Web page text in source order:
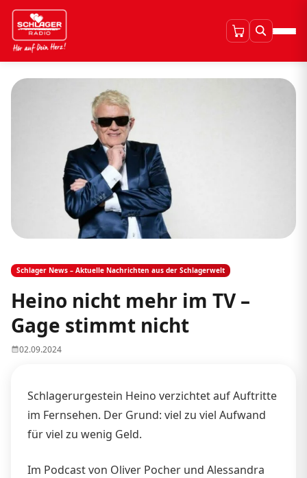
Schlager News – Aktuelle Nachrichten aus der Schlagerwelt
Heino nicht mehr im TV –
Gage stimmt nicht
02.09.2024
Schlagerurgestein Heino verzichtet auf Auftritte
im Fernsehen. Der Grund: viel zu viel Aufwand
für viel zu wenig Geld.
Im Podcast von Oliver Pocher und Alessandra